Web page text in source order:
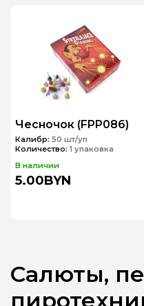
Чесночок (FPP086)
Калибр: 50 шт/уп
Количество: 1 упаковка
В наличии
5.00BYN
Салюты,